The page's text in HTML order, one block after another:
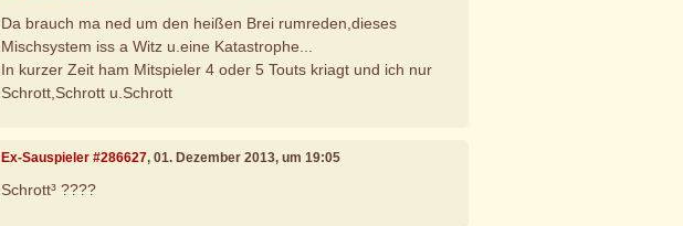
Da brauch ma ned um den heißen Brei rumreden,dieses
Mischsystem iss a Witz u.eine Katastrophe...
In kurzer Zeit ham Mitspieler 4 oder 5 Touts kriagt und ich nur
Schrott,Schrott u.Schrott
Ex-Sauspieler #286627, 01. Dezember 2013, um 19:05
Schrott³ ????